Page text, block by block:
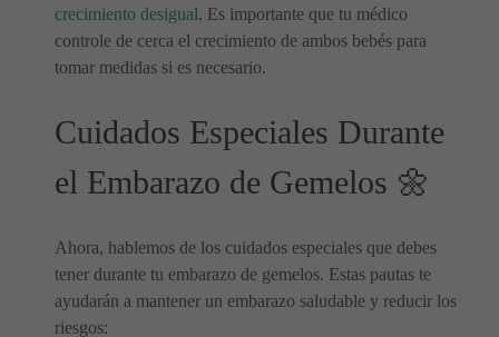
crecimiento desigual. Es importante que tu médico
controle de cerca el crecimiento de ambos bebés para
tomar medidas si es necesario.
Cuidados Especiales Durante
el Embarazo de Gemelos 🌼
Ahora, hablemos de los cuidados especiales que debes
tener durante tu embarazo de gemelos. Estas pautas te
ayudarán a mantener un embarazo saludable y reducir los
riesgos: